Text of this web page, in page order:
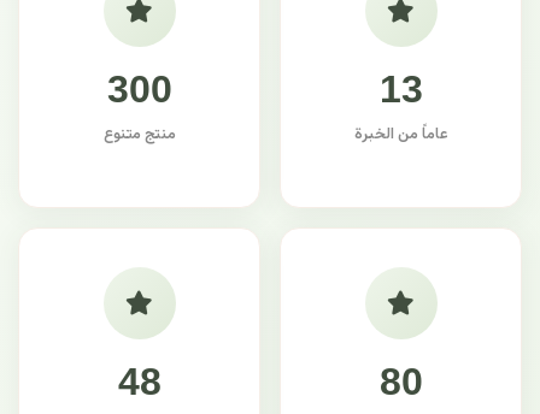
13
عاماً من الخبرة
300
منتج متنوع
80
48